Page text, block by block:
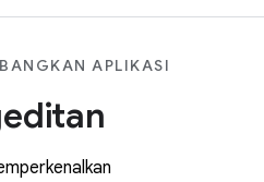
APLIKASI